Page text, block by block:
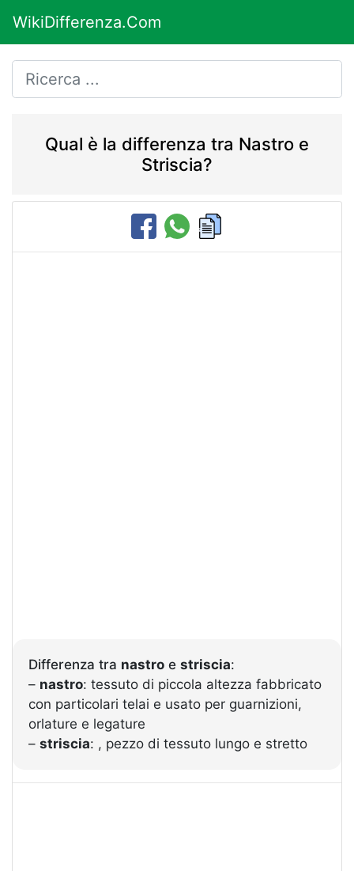
WikiDifferenza.Com
Qual è la differenza tra Nastro e
Striscia?
Differenza tra nastro e striscia:
– nastro: tessuto di piccola altezza fabbricato
con particolari telai e usato per guarnizioni,
orlature e legature
– striscia: , pezzo di tessuto lungo e stretto